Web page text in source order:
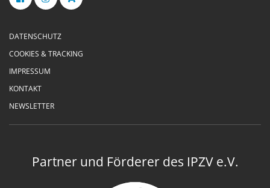
DATENSCHUTZ
COOKIES & TRACKING
IMPRESSUM
KONTAKT
NEWSLETTER
Partner und Förderer des IPZV e.V.